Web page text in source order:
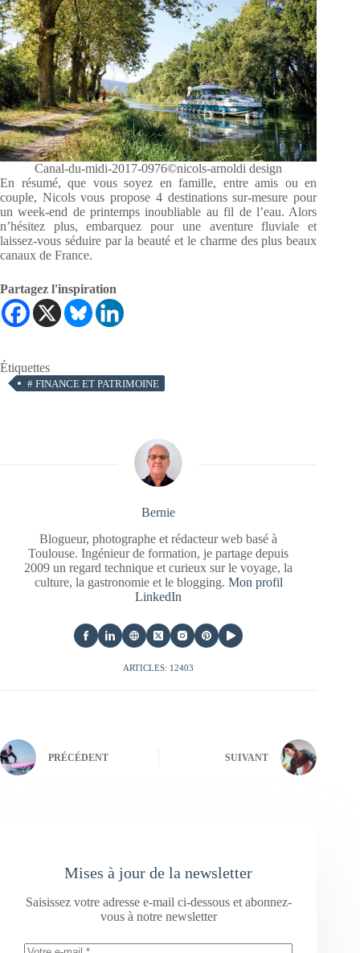
Canal-du-midi-2017-0976©nicols-arnoldi design
En résumé, que vous soyez en famille, entre amis ou en
couple, Nicols vous propose 4 destinations sur-mesure pour
un week-end de printemps inoubliable au fil de l’eau. Alors
n’hésitez plus, embarquez pour une aventure fluviale et
laissez-vous séduire par la beauté et le charme des plus beaux
canaux de France.
Partagez l'inspiration
Étiquettes
# FINANCE ET PATRIMOINE
Bernie
Blogueur, photographe et rédacteur web basé à
Toulouse. Ingénieur de formation, je partage depuis
2009 un regard technique et curieux sur le voyage, la
culture, la gastronomie et le blogging. Mon profil
LinkedIn
ARTICLES: 12403
PRÉCÉDENT SUIVANT
Mises à jour de la newsletter
Saisissez votre adresse e-mail ci-dessous et abonnez-
vous à notre newsletter